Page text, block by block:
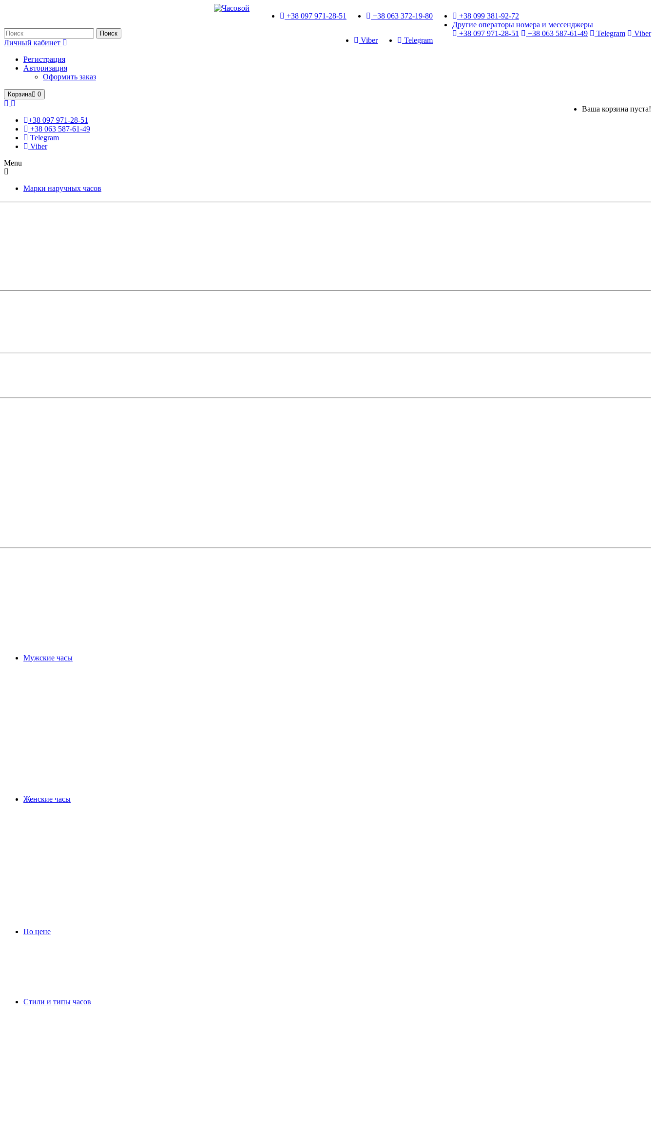
+38 099 381-92-72
Другие операторы номера и мессенджеры
+38 097 971-28-51
+38 063 587-61-49 Telegram Viber
+38 063 372-19-80
+38 097 971-28-51
Telegram
Viber
Поиск
Личный кабинет
Регистрация
Авторизация
Оформить заказ
Корзина 0
Ваша корзина пуста!
+38 097 971-28-51
+38 063 587-61-49
Telegram
Viber
Menu
Марки наручных часов
Мужские часы
Женские часы
По цене
Стили и типы часов